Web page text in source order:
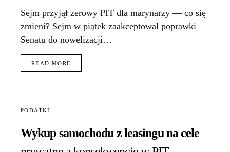
Sejm przyjął zerowy PIT dla marynarzy — co się
zmieni? Sejm w piątek zaakceptował poprawki
Senatu do nowelizacji…
READ MORE
PODATKI
Wykup samochodu z leasingu na cele